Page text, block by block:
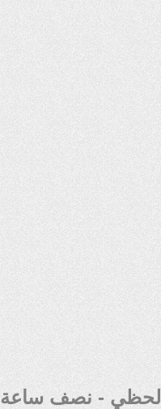
لحظي - نصف ساعة